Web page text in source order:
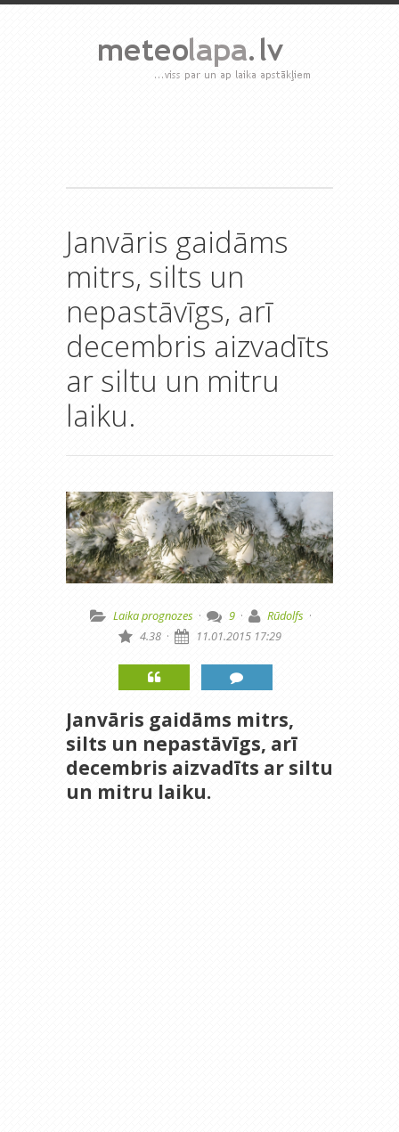
Janvāris gaidāms
mitrs, silts un
nepastāvīgs, arī
decembris aizvadīts
ar siltu un mitru
laiku.
Laika prognozes · 9 · Rūdolfs ·
4.38 · 11.01.2015 17:29
Janvāris gaidāms mitrs,
silts un nepastāvīgs, arī
decembris aizvadīts ar siltu
un mitru laiku.